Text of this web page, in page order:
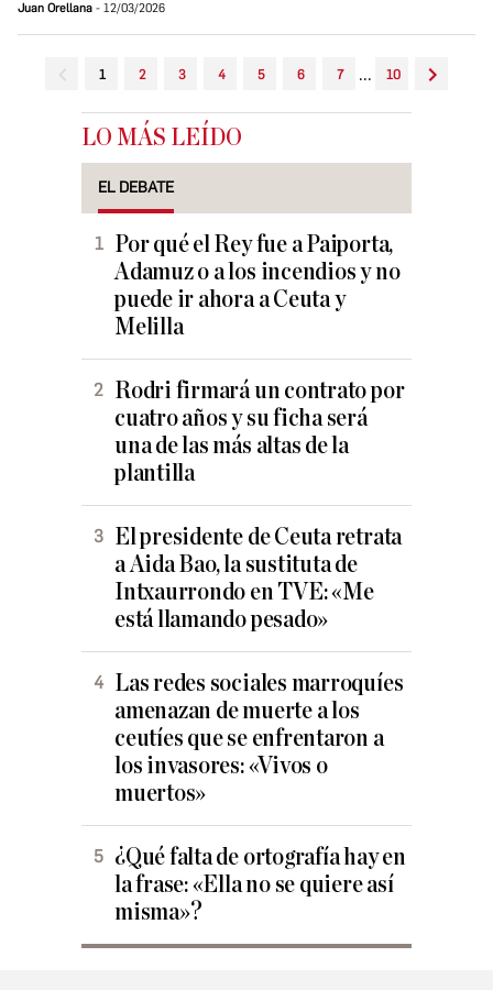
Juan Orellana 12/03/2026
1 2 3 4 5 6 7 ... 10
LO MÁS LEÍDO
EL DEBATE
Por qué el Rey fue a Paiporta,
Adamuz o a los incendios y no
puede ir ahora a Ceuta y
Melilla
Rodri firmará un contrato por
cuatro años y su ficha será
una de las más altas de la
plantilla
El presidente de Ceuta retrata
a Aida Bao, la sustituta de
Intxaurrondo en TVE: «Me
está llamando pesado»
Las redes sociales marroquíes
amenazan de muerte a los
ceutíes que se enfrentaron a
los invasores: «Vivos o
muertos»
¿Qué falta de ortografía hay en
la frase: «Ella no se quiere así
misma»?